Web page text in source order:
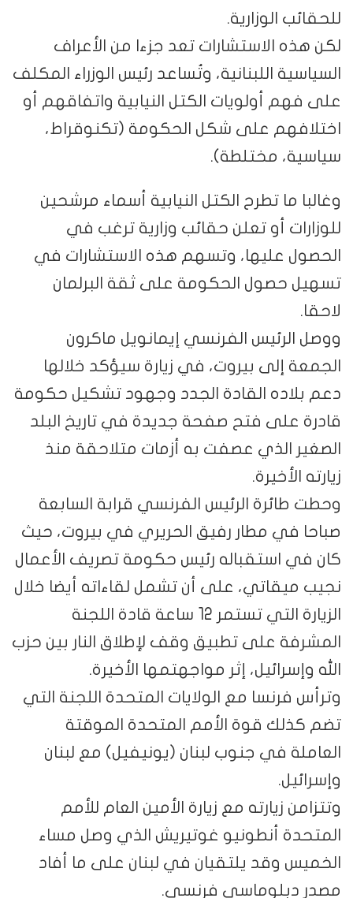
للحقائب الوزارية.
لكن هذه الاستشارات تعد جزءا من الأعراف
السياسية اللبنانية، وتُساعد رئيس الوزراء المكلف
على فهم أولويات الكتل النيابية واتفاقهم أو
اختلافهم على شكل الحكومة (تكنوقراط،
سياسية، مختلطة).
وغالبا ما تطرح الكتل النيابية أسماء مرشحين
للوزارات أو تعلن حقائب وزارية ترغب في
الحصول عليها، وتسهم هذه الاستشارات في
تسهيل حصول الحكومة على ثقة البرلمان
لاحقا.
ووصل الرئيس الفرنسي إيمانويل ماكرون
الجمعة إلى بيروت، في زيارة سيؤكد خلالها
دعم بلاده القادة الجدد وجهود تشكيل حكومة
قادرة على فتح صفحة جديدة في تاريخ البلد
الصغير الذي عصفت به أزمات متلاحقة منذ
زيارته الأخيرة.
وحطت طائرة الرئيس الفرنسي قرابة السابعة
صباحا في مطار رفيق الحريري في بيروت، حيث
كان في استقباله رئيس حكومة تصريف الأعمال
نجيب ميقاتي، على أن تشمل لقاءاته أيضا خلال
الزيارة التي تستمر 12 ساعة قادة اللجنة
المشرفة على تطبيق وقف لإطلاق النار بين حزب
الله وإسرائيل، إثر مواجهتمها الأخيرة.
وترأس فرنسا مع الولايات المتحدة اللجنة التي
تضم كذلك قوة الأمم المتحدة الموقتة
العاملة في جنوب لبنان (يونيفيل) مع لبنان
وإسرائيل.
وتتزامن زيارته مع زيارة الأمين العام للأمم
المتحدة أنطونيو غوتيريش الذي وصل مساء
الخميس وقد يلتقيان في لبنان على ما أفاد
مصدر دبلوماسي فرنسي.